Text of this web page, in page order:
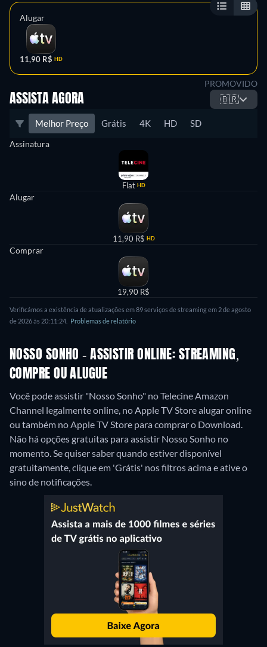
Alugar
11,90 R$ HD
PROMOVIDO
ASSISTA AGORA 🇧🇷
Melhor Preço Grátis 4K HD SD
Assinatura
Flat HD
Alugar
11,90 R$ HD
Comprar
19,90 R$
Verificámos a existência de atualizações em 89 serviços de streaming em 2 de agosto
de 2026 às 20:11:24.
Problemas de relatório
NOSSO SONHO - ASSISTIR ONLINE: STREAMING,
COMPRE OU ALUGUE
Você pode assistir "Nosso Sonho" no Telecine Amazon
Channel legalmente online, no Apple TV Store alugar online
ou também no Apple TV Store para comprar o Download.
Não há opções gratuitas para assistir Nosso Sonho no
momento. Se quiser saber quando estiver disponível
gratuitamente, clique em 'Grátis' nos filtros acima e ative o
sino de notificações.